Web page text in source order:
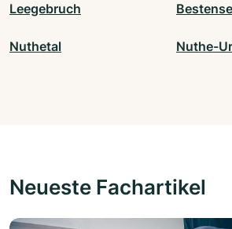
Leegebruch
Nuthetal Nuthe-
Neueste Fachartikel